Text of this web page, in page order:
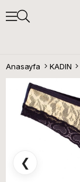
Anasayfa KADIN
❮